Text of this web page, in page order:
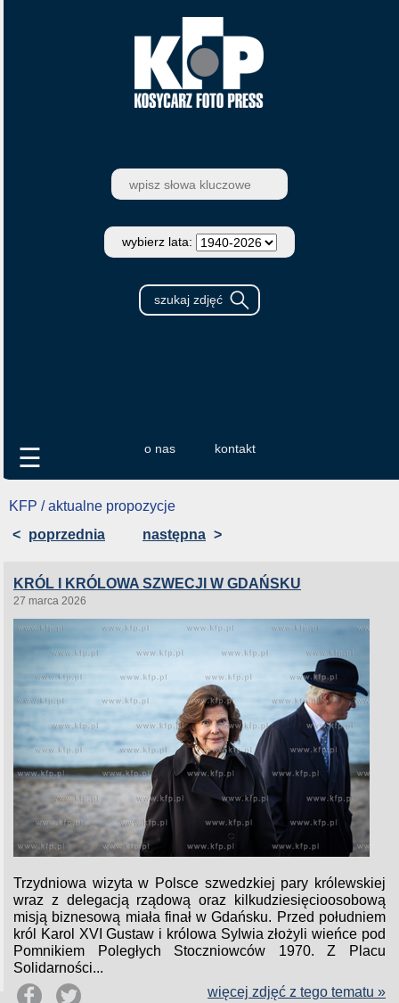
wybierz lata:
o nas kontakt
☰
KFP / aktualne propozycje
< poprzednia następna >
KRÓL I KRÓLOWA SZWECJI W GDAŃSKU
27 marca 2026
Trzydniowa wizyta w Polsce szwedzkiej pary królewskiej
wraz z delegacją rządową oraz kilkudziesięcioosobową
misją biznesową miała finał w Gdańsku. Przed południem
król Karol XVI Gustaw i królowa Sylwia złożyli wieńce pod
Pomnikiem Poległych Stoczniowców 1970. Z Placu
Solidarności...
więcej zdjęć z tego tematu »